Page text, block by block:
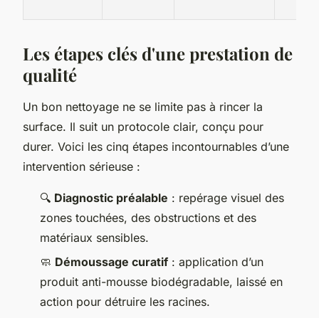
Les étapes clés d'une prestation de
qualité
Un bon nettoyage ne se limite pas à rincer la
surface. Il suit un protocole clair, conçu pour
durer. Voici les cinq étapes incontournables d’une
intervention sérieuse :
🔍 Diagnostic préalable : repérage visuel des
zones touchées, des obstructions et des
matériaux sensibles.
🧼 Démoussage curatif : application d’un
produit anti-mousse biodégradable, laissé en
action pour détruire les racines.